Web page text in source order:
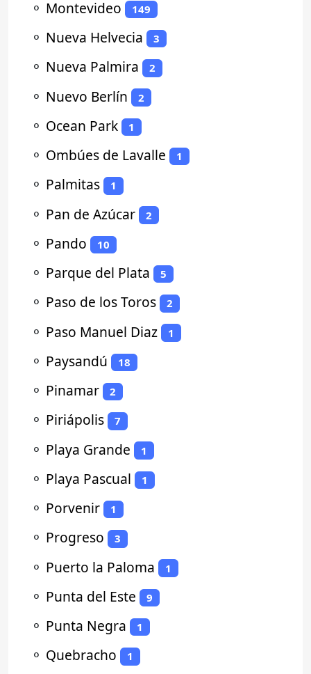
⚬ Montevideo 149
⚬ Nueva Helvecia 3
⚬ Nueva Palmira 2
⚬ Nuevo Berlín 2
⚬ Ocean Park 1
⚬ Ombúes de Lavalle 1
⚬ Palmitas 1
⚬ Pan de Azúcar 2
⚬ Pando 10
⚬ Parque del Plata 5
⚬ Paso de los Toros 2
⚬ Paso Manuel Diaz 1
⚬ Paysandú 18
⚬ Pinamar 2
⚬ Piriápolis 7
⚬ Playa Grande 1
⚬ Playa Pascual 1
⚬ Porvenir 1
⚬ Progreso 3
⚬ Puerto la Paloma 1
⚬ Punta del Este 9
⚬ Punta Negra 1
⚬ Quebracho 1